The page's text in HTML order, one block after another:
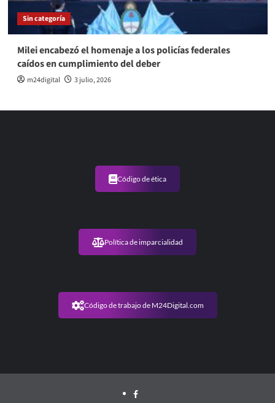
Sin categoría
Milei encabezó el homenaje a los policías federales
caídos en cumplimiento del deber
m24digital 3 julio, 2026
Código de ética
Política de imparcialidad
Código de trabajo de M24Digital.com